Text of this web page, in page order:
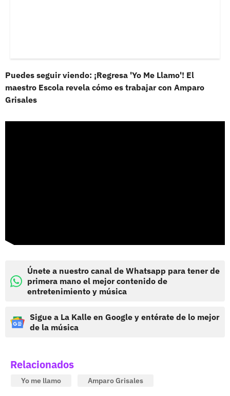
Puedes seguir viendo: ¡Regresa 'Yo Me Llamo'! El
maestro Escola revela cómo es trabajar con Amparo
Grisales
Únete a nuestro canal de Whatsapp para tener de
primera mano el mejor contenido de
entretenimiento y música
Sigue a La Kalle en Google y entérate de lo mejor
de la música
Relacionados
Yo me llamo Amparo Grisales